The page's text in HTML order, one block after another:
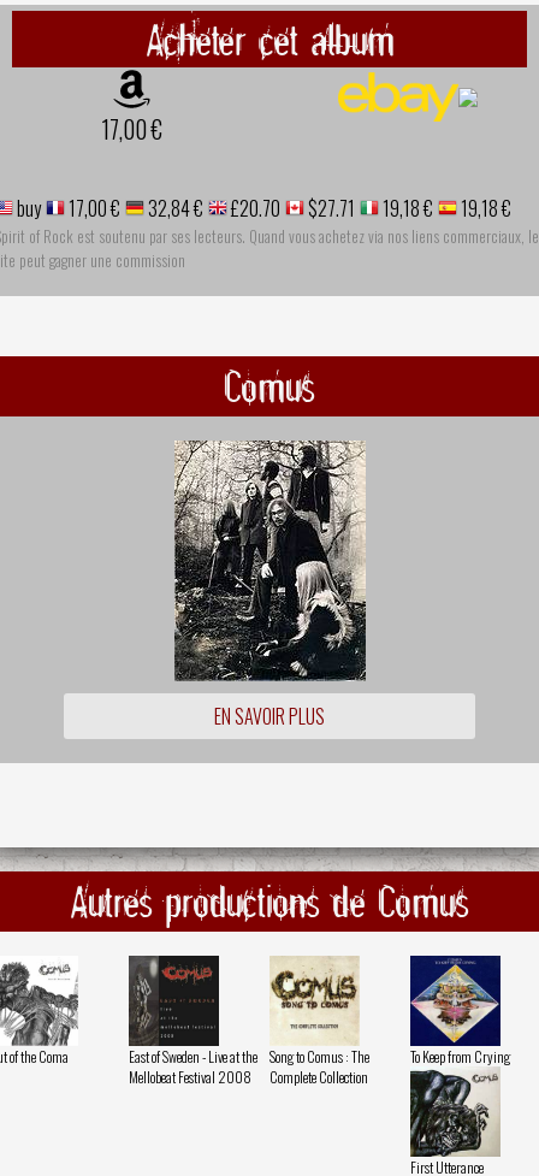
Acheter cet album
17,00 €
buy 17,00 € 32,84 € £20.70 $27.71 19,18 € 19,18 €
of Rock est soutenu par ses lecteurs. Quand vous achetez via nos liens commerciaux, le
peut gagner une commission
Comus
EN SAVOIR PLUS
Autres productions de Comus
of the Coma
East of Sweden - Live at the
Mellobeat Festival 2008
Song to Comus : The
Complete Collection
To Keep from Crying
First Utterance